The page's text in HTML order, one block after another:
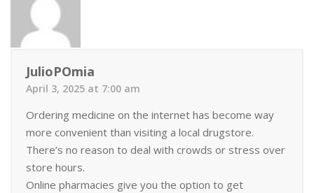
JulioPOmia
April 3, 2025 at 7:00 am
Ordering medicine on the internet has become way
more convenient than visiting a local drugstore.
There’s no reason to deal with crowds or stress over
store hours.
Online pharmacies give you the option to get